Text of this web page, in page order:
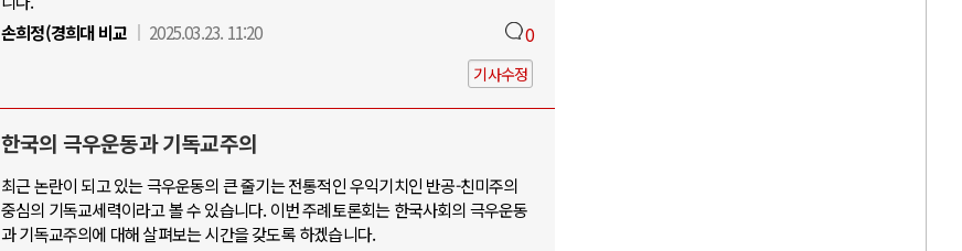
손희정(경희대 비교
2025.03.23. 11:20 0
기사수정
한국의 극우운동과 기독교주의
최근 논란이 되고 있는 극우운동의 큰 줄기는 전통적인 우익기치인 반공-친미주의
중심의 기독교세력이라고 볼 수 있습니다. 이번 주례토론회는 한국사회의 극우운동
과 기독교주의에 대해 살펴보는 시간을 갖도록 하겠습니다.